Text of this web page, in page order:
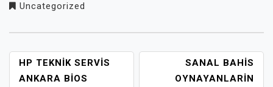
Uncategorized
YAZI
GEZINMESI
HP TEKNIK SERVIS
ANKARA BIOS
SANAL BAHIS
OYNAYANLARIN